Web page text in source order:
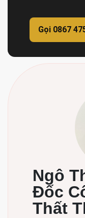
Gọi 0867
Ngô
Đốc
Thất